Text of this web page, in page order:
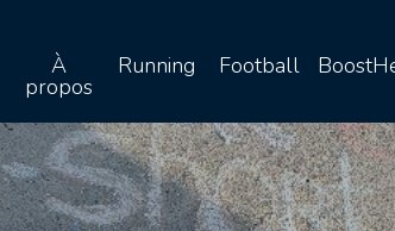
À
propos
Running Football